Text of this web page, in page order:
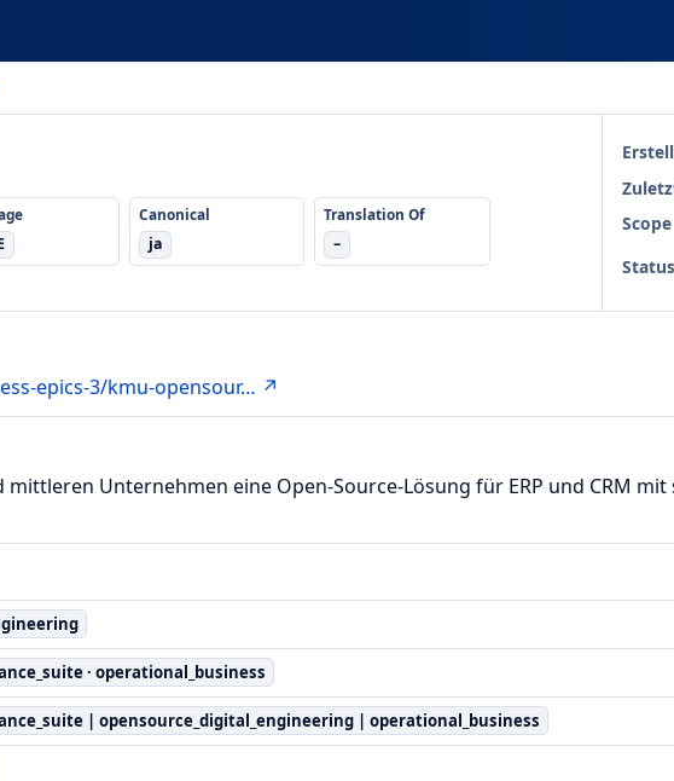
Canonical
ja
Translation Of
–
Scope
Status
epics-3/kmu-opensour… ↗
Unternehmen eine Open-Source-Lösung für ERP und CRM
· operational_business
| opensource_digital_engineering | operational_business